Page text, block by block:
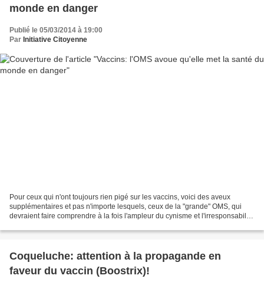
monde en danger
Publié le 05/03/2014 à 19:00
Par Initiative Citoyenne
Pour ceux qui n'ont toujours rien pigé sur les vaccins, voici des aveux
supplémentaires et pas n'importe lesquels, ceux de la "grande" OMS, qui
devraient faire comprendre à la fois l'ampleur du cynisme et l'irresponsabilité
Coqueluche: attention à la propagande en
faveur du vaccin (Boostrix)!